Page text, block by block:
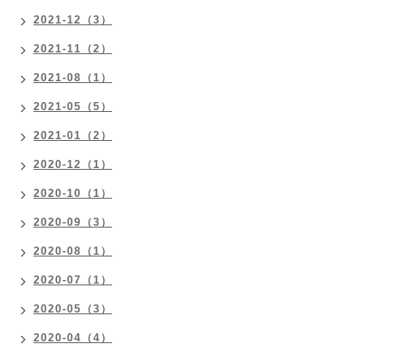
2021-12（3）
2021-11（2）
2021-08（1）
2021-05（5）
2021-01（2）
2020-12（1）
2020-10（1）
2020-09（3）
2020-08（1）
2020-07（1）
2020-05（3）
2020-04（4）